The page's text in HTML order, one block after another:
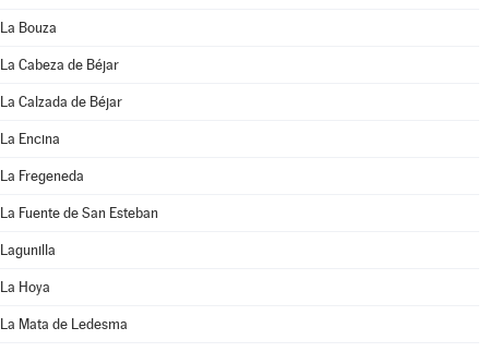
La Bouza
La Cabeza de Béjar
La Calzada de Béjar
La Encina
La Fregeneda
La Fuente de San Esteban
Lagunilla
La Hoya
La Mata de Ledesma